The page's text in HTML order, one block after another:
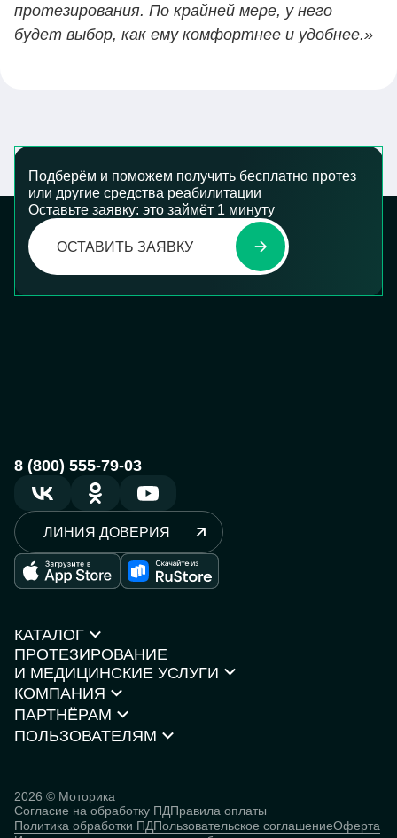
протезирования. По крайней мере, у него
будет выбор, как ему комфортнее и удобнее.»
Подберём и поможем получить бесплатно протез
или другие средства реабилитации
Оставьте заявку: это займёт 1 минуту
ОСТАВИТЬ ЗАЯВКУ
8 (800) 555-79-03
ЛИНИЯ ДОВЕРИЯ
КАТАЛОГ
Протезы рук
Протезы ног
Кресла-коляски
Каталог товаров
Нейростимуляторы
КОМПАНИЯ
О компании
Контакты
ПОЛЬЗОВАТЕЛЯМ
База знаний
Человек
кибернетический
ПРОТЕЗИРОВАНИЕ
И МЕДИЦИНСКИЕ УСЛУГИ
Моторика Орто
ПАРТНЁРАМ
Партнёрская программа
2026 © Моторика
Согласие на обработку ПДПравила оплаты
Политика обработки ПДПользовательское соглашениеОферта